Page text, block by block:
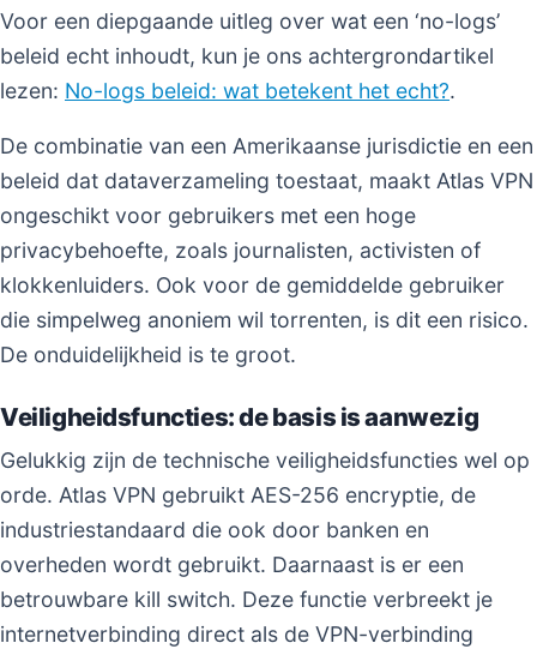
Voor een diepgaande uitleg over wat een ‘no-logs’
beleid echt inhoudt, kun je ons achtergrondartikel
lezen: No-logs beleid: wat betekent het echt?.
De combinatie van een Amerikaanse jurisdictie en een
beleid dat dataverzameling toestaat, maakt Atlas VPN
ongeschikt voor gebruikers met een hoge
privacybehoefte, zoals journalisten, activisten of
klokkenluiders. Ook voor de gemiddelde gebruiker
die simpelweg anoniem wil torrenten, is dit een risico.
De onduidelijkheid is te groot.
Veiligheidsfuncties: de basis is aanwezig
Gelukkig zijn de technische veiligheidsfuncties wel op
orde. Atlas VPN gebruikt AES-256 encryptie, de
industriestandaard die ook door banken en
overheden wordt gebruikt. Daarnaast is er een
betrouwbare kill switch. Deze functie verbreekt je
internetverbinding direct als de VPN-verbinding